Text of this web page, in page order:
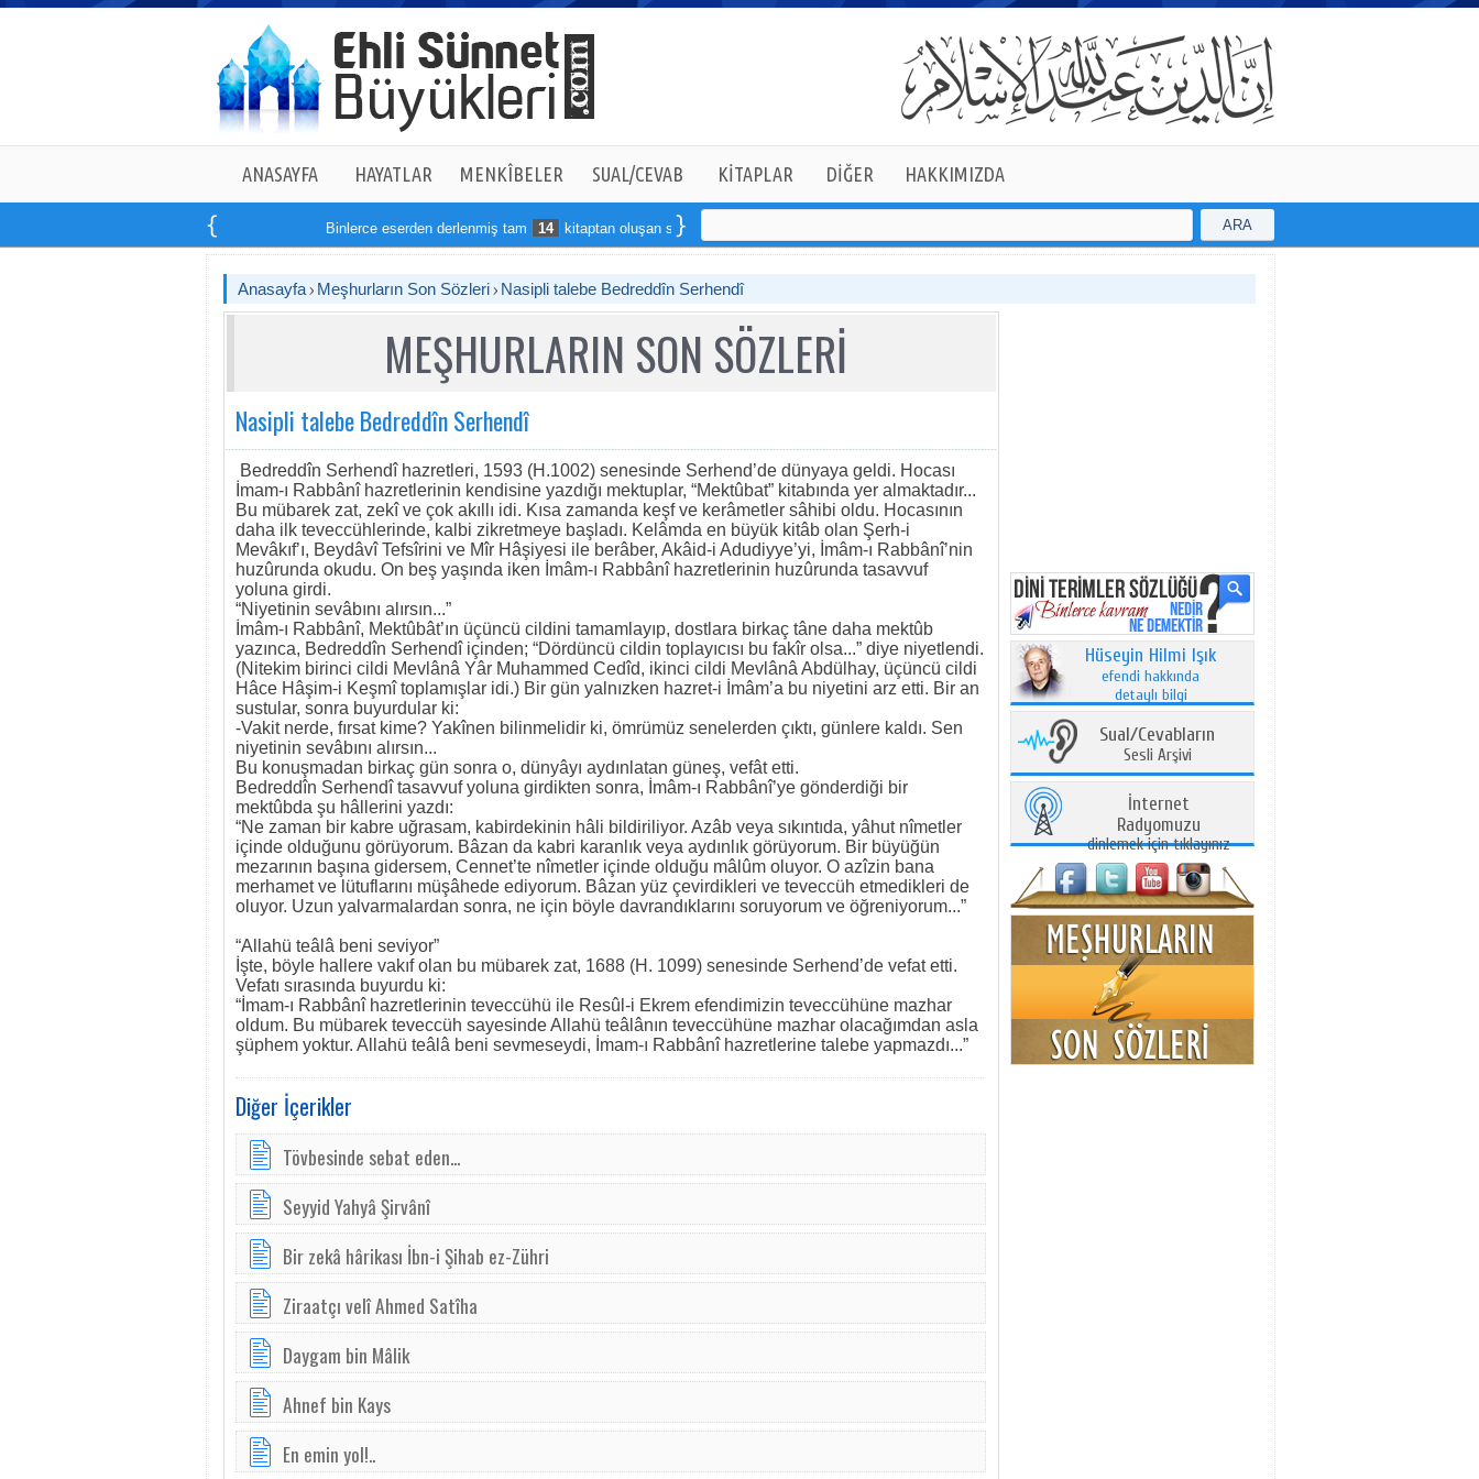
ANASAYFA HAYATLAR MENKÎBELER SUAL/CEVAB KİTAPLAR DİĞER HAKKIMIZDA
Binlerce eserden derlenmiş tam 14 kitaptan oluşan seti online sipariş verebilirsiniz ARA
Anasayfa Meşhurların Son Sözleri Nasipli talebe Bedreddîn Serhendî
MEŞHURLARIN SON SÖZLERİ
Nasipli talebe Bedreddîn Serhendî
Bedreddîn Serhendî hazretleri, 1593 (H.1002) senesinde Serhend’de dünyaya geldi. Hocası
İmam-ı Rabbânî hazretlerinin kendisine yazdığı mektuplar, “Mektûbat” kitabında yer almaktadır...
Bu mübarek zat, zekî ve çok akıllı idi. Kısa zamanda keşf ve kerâmetler sâhibi oldu. Hocasının
daha ilk teveccühlerinde, kalbi zikretmeye başladı. Kelâmda en büyük kitâb olan Şerh-i
Mevâkıf’ı, Beydâvî Tefsîrini ve Mîr Hâşiyesi ile berâber, Akâid-i Adudiyye’yi, İmâm-ı Rabbânî’nin
huzûrunda okudu. On beş yaşında iken İmâm-ı Rabbânî hazretlerinin huzûrunda tasavvuf
yoluna girdi.
“Niyetinin sevâbını alırsın...”
İmâm-ı Rabbânî, Mektûbât’ın üçüncü cildini tamamlayıp, dostlara birkaç tâne daha mektûb
yazınca, Bedreddîn Serhendî içinden; “Dördüncü cildin toplayıcısı bu fakîr olsa...” diye niyetlendi.
(Nitekim birinci cildi Mevlânâ Yâr Muhammed Cedîd, ikinci cildi Mevlânâ Abdülhay, üçüncü cildi
Hâce Hâşim-i Keşmî toplamışlar idi.) Bir gün yalnızken hazret-i İmâm’a bu niyetini arz etti. Bir an
sustular, sonra buyurdular ki:
-Vakit nerde, fırsat kime? Yakînen bilinmelidir ki, ömrümüz senelerden çıktı, günlere kaldı. Sen
niyetinin sevâbını alırsın...
Bu konuşmadan birkaç gün sonra o, dünyâyı aydınlatan güneş, vefât etti.
Bedreddîn Serhendî tasavvuf yoluna girdikten sonra, İmâm-ı Rabbânî’ye gönderdiği bir
mektûbda şu hâllerini yazdı:
“Ne zaman bir kabre uğrasam, kabirdekinin hâli bildiriliyor. Azâb veya sıkıntıda, yâhut nîmetler
içinde olduğunu görüyorum. Bâzan da kabri karanlık veya aydınlık görüyorum. Bir büyüğün
mezarının başına gidersem, Cennet’te nîmetler içinde olduğu mâlûm oluyor. O azîzin bana
merhamet ve lütuflarını müşâhede ediyorum. Bâzan yüz çevirdikleri ve teveccüh etmedikleri de
oluyor. Uzun yalvarmalardan sonra, ne için böyle davrandıklarını soruyorum ve öğreniyorum...”
“Allahü teâlâ beni seviyor”
İşte, böyle hallere vakıf olan bu mübarek zat, 1688 (H. 1099) senesinde Serhend’de vefat etti.
Vefatı sırasında buyurdu ki:
“İmam-ı Rabbânî hazretlerinin teveccühü ile Resûl-i Ekrem efendimizin teveccühüne mazhar
oldum. Bu mübarek teveccüh sayesinde Allahü teâlânın teveccühüne mazhar olacağımdan asla
şüphem yoktur. Allahü teâlâ beni sevmeseydi, İmam-ı Rabbânî hazretlerine talebe yapmazdı...”
Diğer İçerikler
Tövbesinde sebat eden...
Seyyid Yahyâ Şirvânî
Bir zekâ hârikası İbn-i Şihab ez-Zühri
Ziraatçı velî Ahmed Satîha
Daygam bin Mâlik
Ahnef bin Kays
En emin yol!..
Hüseyin Hilmi Işık
efendi hakkında
detaylı bilgi
Sual/Cevabların
Sesli Arşivi
İnternet
Radyomuzu
dinlemek için tıklayınız